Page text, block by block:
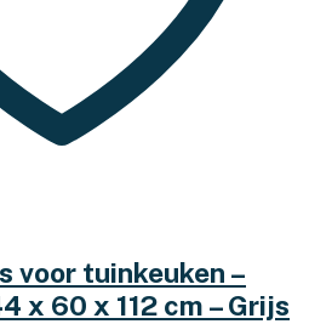
voor tuinkeuken –
x 60 x 112 cm – Grijs